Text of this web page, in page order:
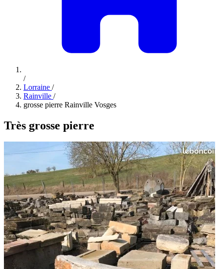
/
Lorraine /
Rainville /
grosse pierre Rainville Vosges
Très grosse pierre